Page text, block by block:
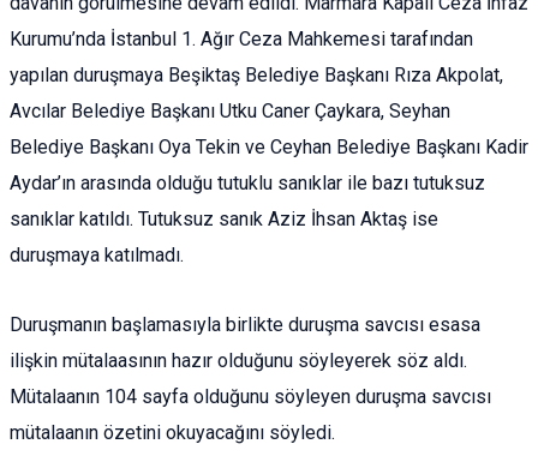
Kurumu’nda İstanbul 1. Ağır Ceza Mahkemesi tarafından
yapılan duruşmaya Beşiktaş Belediye Başkanı Rıza Akpolat,
Avcılar Belediye Başkanı Utku Caner Çaykara, Seyhan
Belediye Başkanı Oya Tekin ve Ceyhan Belediye Başkanı Kadir
Aydar’ın arasında olduğu tutuklu sanıklar ile bazı tutuksuz
sanıklar katıldı. Tutuksuz sanık Aziz İhsan Aktaş ise
duruşmaya katılmadı.
Duruşmanın başlamasıyla birlikte duruşma savcısı esasa
ilişkin mütalaasının hazır olduğunu söyleyerek söz aldı.
Mütalaanın 104 sayfa olduğunu söyleyen duruşma savcısı
mütalaanın özetini okuyacağını söyledi.